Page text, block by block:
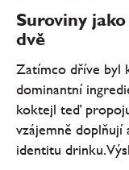
Suroviny
dvě
Zatímco dříve byl
dominantní
koktejl teď
vzájemně
identitu drinku.